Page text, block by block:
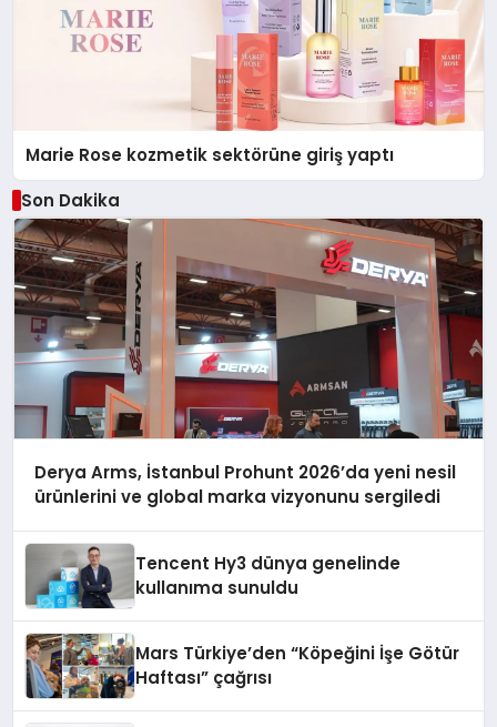
Marie Rose kozmetik sektörüne giriş yaptı
Son Dakika
Derya Arms, İstanbul Prohunt 2026’da yeni nesil
ürünlerini ve global marka vizyonunu sergiledi
Tencent Hy3 dünya genelinde
kullanıma sunuldu
Mars Türkiye’den “Köpeğini İşe Götür
Haftası” çağrısı